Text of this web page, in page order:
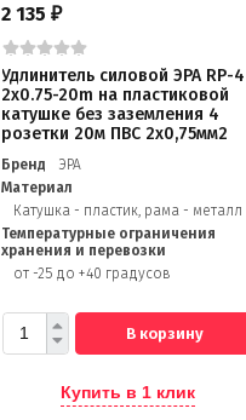
2 135₽
Удлинитель силовой ЭРА RP-
2x0.75-20m на пластиковой
катушке без заземления 4
розетки 20м ПВС 2х0,75мм2
Бренд
ЭРА
Материал
Катушка - пластик, рама - металл
Температурные ограничения
хранения и перевозки
от -25 до +40 градусов
В корзину
Купить в 1 клик